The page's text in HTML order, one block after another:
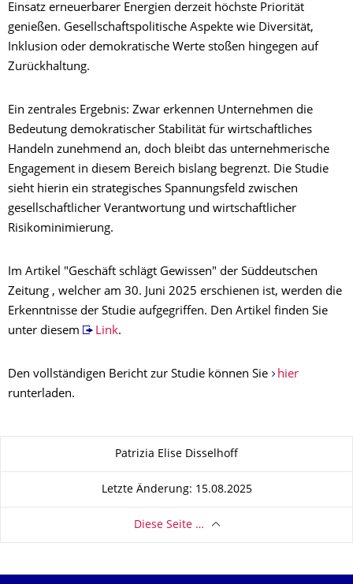
Einsatz erneuerbarer Energien derzeit höchste Priorität
genießen. Gesellschaftspolitische Aspekte wie Diversität,
Inklusion oder demokratische Werte stoßen hingegen auf
Zurückhaltung.
Ein zentrales Ergebnis: Zwar erkennen Unternehmen die
Bedeutung demokratischer Stabilität für wirtschaftliches
Handeln zunehmend an, doch bleibt das unternehmerische
Engagement in diesem Bereich bislang begrenzt. Die Studie
sieht hierin ein strategisches Spannungsfeld zwischen
gesellschaftlicher Verantwortung und wirtschaftlicher
Risikominimierung.
Im Artikel "Geschäft schlägt Gewissen" der Süddeutschen
Zeitung , welcher am 30. Juni 2025 erschienen ist, werden die
Erkenntnisse der Studie aufgegriffen. Den Artikel finden Sie
unter diesem
Link.
Den vollständigen Bericht zur Studie können Sie
hier
runterladen.
Zu dieser SeitePatrizia Elise Disselhoff
Letzte Änderung: 15.08.2025
Diese Seite …